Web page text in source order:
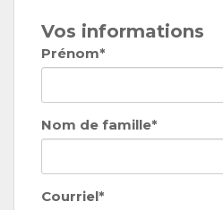
Vos informations
Prénom*
Nom de famille*
Courriel*